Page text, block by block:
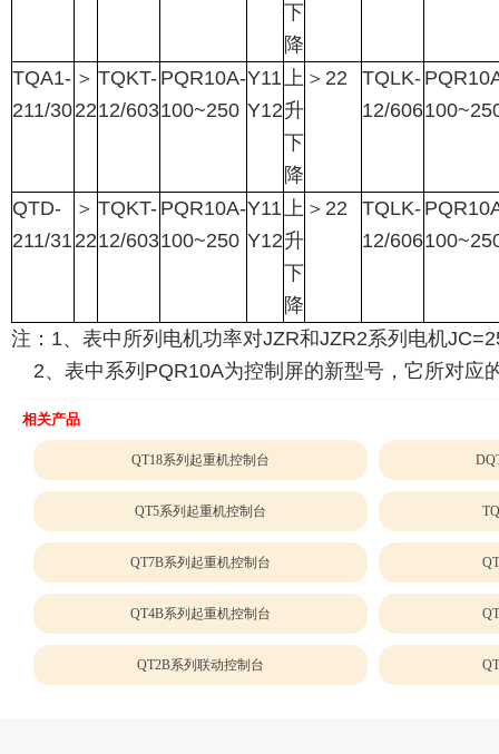
下
降
TQA1-
211/30
＞
22
TQKT-
12/603
PQR10A-
100~250
Y11
Y12
上
升
下
降
＞ 22
TQLK-
12/606
QTD-
211/31
＞
22
TQKT-
12/603
PQR10A-
100~250
Y11
Y12
上
升
下
降
＞ 22
TQLK-
12/606
注：1、表中所列电机功率对JZR和JZR2系列电机
2、表中系列PQR10A为控制屏的新型号，它所对应
相关产品
QT18系列起重机控制台
QT5系列起重机控制台
QT7B系列起重机控制台
QT4B系列起重机控制台
QT2B系列联动控制台